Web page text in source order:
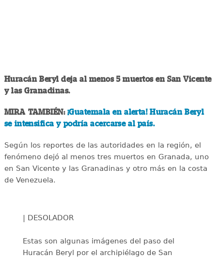
Huracán Beryl deja al menos 5 muertos en San Vicente
y las Granadinas.
MIRA TAMBIÉN:¡Guatemala en alerta! Huracán Beryl
se intensifica y podría acercarse al país.
Según los reportes de las autoridades en la región, el
fenómeno dejó al menos tres muertos en Granada, uno
en San Vicente y las Granadinas y otro más en la costa
de Venezuela.
| DESOLADOR
Estas son algunas imágenes del paso del
Huracán Beryl por el archipiélago de San